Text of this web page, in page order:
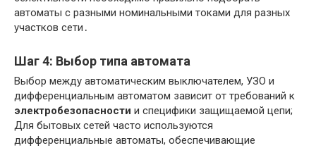
автоматы с разными номинальными токами для разных
участков сети․
Шаг 4: Выбор типа автомата
Выбор между автоматическим выключателем, УЗО и
дифференциальным автоматом зависит от требований к
электробезопасности и специфики защищаемой цепи;
Для бытовых сетей часто используются
дифференциальные автоматы, обеспечивающие